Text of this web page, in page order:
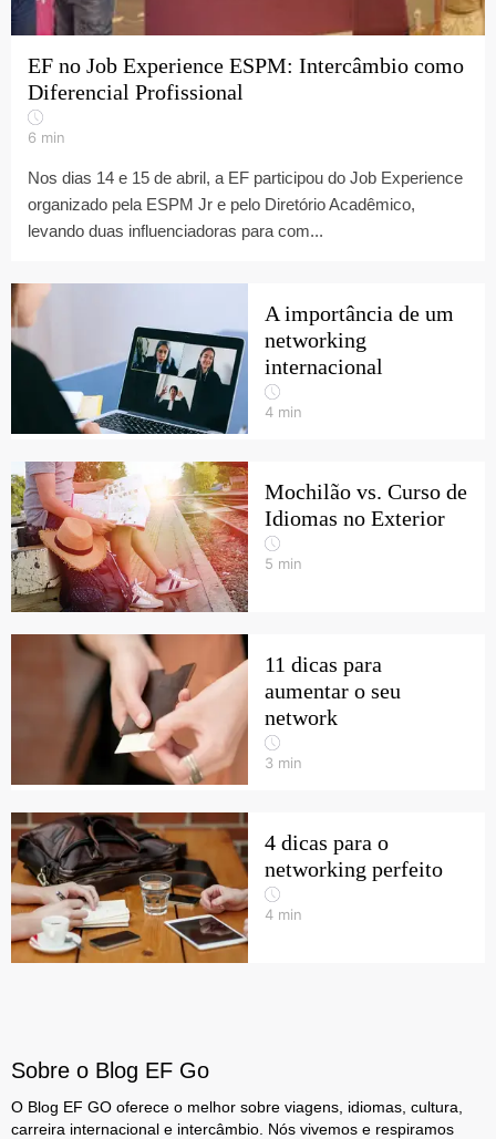
EF no Job Experience ESPM: Intercâmbio como
Diferencial Profissional
6 min
Nos dias 14 e 15 de abril, a EF participou do Job Experience
organizado pela ESPM Jr e pelo Diretório Acadêmico,
levando duas influenciadoras para com...
A importância de um
networking
internacional
4 min
Mochilão vs. Curso de
Idiomas no Exterior
5 min
11 dicas para
aumentar o seu
network
3 min
4 dicas para o
networking perfeito
4 min
Sobre o Blog EF Go
O Blog EF GO oferece o melhor sobre viagens, idiomas, cultura,
carreira internacional e intercâmbio. Nós vivemos e respiramos